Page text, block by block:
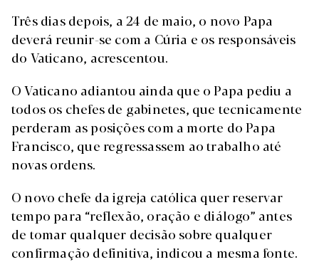
Três dias depois, a 24 de maio, o novo Papa
deverá reunir-se com a Cúria e os responsáveis
do Vaticano, acrescentou.
O Vaticano adiantou ainda que o Papa pediu a
todos os chefes de gabinetes, que tecnicamente
perderam as posições com a morte do Papa
Francisco, que regressassem ao trabalho até
novas ordens.
O novo chefe da igreja católica quer reservar
tempo para “reflexão, oração e diálogo” antes
de tomar qualquer decisão sobre qualquer
confirmação definitiva, indicou a mesma fonte.